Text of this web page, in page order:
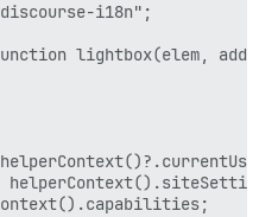
i18n";
lightbox(elem,